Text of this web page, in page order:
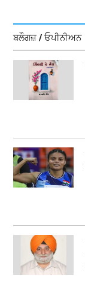
ਬਲੌਗਜ਼ / ਓਪੀਨੀਅਨ